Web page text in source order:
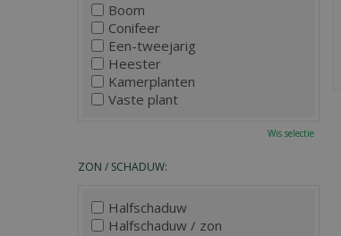
Boom
Conifeer
Een-tweejarig
Heester
Kamerplanten
Vaste plant
Wis selectie
ZON / SCHADUW:
Halfschaduw
Halfschaduw / zon